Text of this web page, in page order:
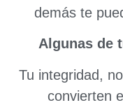
demás te
Algunas de
Tu integridad,
convierten